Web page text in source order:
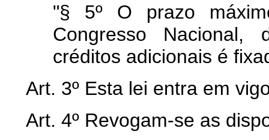
"§ 5º O prazo
Congresso
créditos adicionais é
Art. 3º Esta lei entra em
Art. 4º Revogam-se as